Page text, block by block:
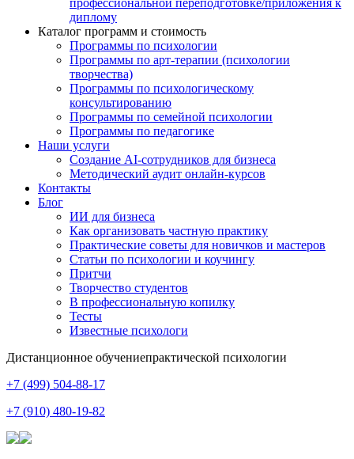
профессиональной переподготовке/приложения к
диплому
Каталог программ и стоимость
Программы по психологии
Программы по арт-терапии (психологии
творчества)
Программы по психологическому
консультированию
Программы по семейной психологии
Программы по педагогике
Наши услуги
Создание AI-сотрудников для бизнеса
Методический аудит онлайн-курсов
Контакты
Блог
ИИ для бизнеса
Как организовать частную практику
Практические советы для новичков и мастеров
Статьи по психологии и коучингу
Притчи
Творчество студентов
В профессиональную копилку
Тесты
Известные психологи
Дистанционное обучениепрактической психологии
+7 (499) 504-88-17
+7 (910) 480-19-82